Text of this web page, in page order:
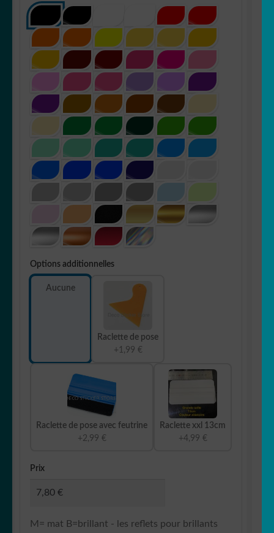
Options additionnelles
Aucune
Raclette de pose
+1,99 €
Raclette de pose avec feutrine
+2,99 €
Raclette xxl 13cm
+4,99 €
Prix
M= mat B=brillant - les reflets pour brillants